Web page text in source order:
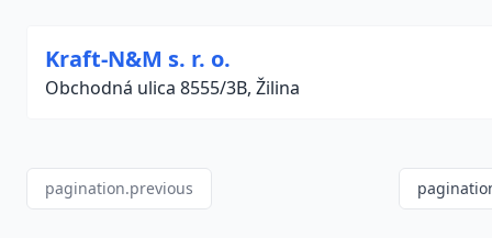
Kraft-N&M s. r. o.
Obchodná ulica 8555/3B, Žilina
pagination.previous